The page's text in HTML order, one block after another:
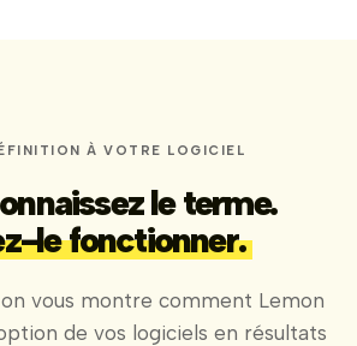
À VOTRE LOGICIEL
le terme.
le fonctionner.
vous montre comment Lemon
de vos logiciels en résultats